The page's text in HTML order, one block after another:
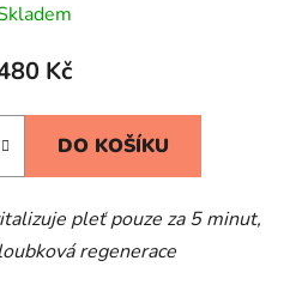
Kč
DO KOŠÍKU
pleť pouze za 5 minut,
regenerace